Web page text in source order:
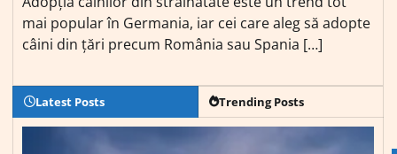
mai popular în Germania, iar cei care aleg să adopte
câini din țări precum România sau Spania […]
Latest Posts Trending Posts